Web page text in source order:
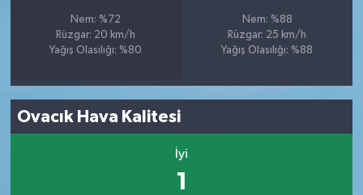
Nem: %72
Rüzgar: 20 km/h
Yağış Olasılığı: %80
Nem: %88
Rüzgar: 25 km/h
Yağış Olasılığı: %88
Ovacık Hava Kalitesi
İyi
1